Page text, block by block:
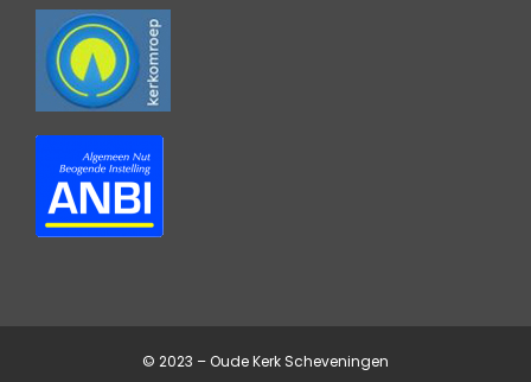
© 2023 – Oude Kerk Scheveningen